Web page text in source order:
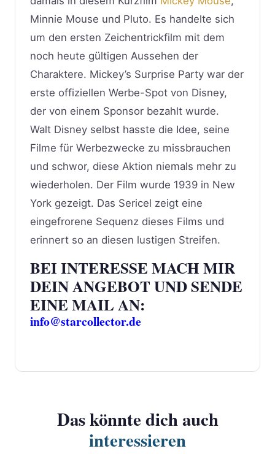
Minnie Mouse und Pluto. Es handelte sich
um den ersten Zeichentrickfilm mit dem
noch heute gültigen Aussehen der
Charaktere. Mickey’s Surprise Party war der
erste offiziellen Werbe-Spot von Disney,
der von einem Sponsor bezahlt wurde.
Walt Disney selbst hasste die Idee, seine
Filme für Werbezwecke zu missbrauchen
und schwor, diese Aktion niemals mehr zu
wiederholen. Der Film wurde 1939 in New
York gezeigt. Das Sericel zeigt eine
eingefrorene Sequenz dieses Films und
erinnert so an diesen lustigen Streifen.
BEI INTERESSE MACH MIR
DEIN ANGEBOT UND SENDE
EINE MAIL AN:
info@starcollector.de
Das könnte dich auch
interessieren